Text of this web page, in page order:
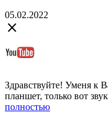
05.02.2022
close
Здравствуйте! Уменя к
планшет, только вот
полностью